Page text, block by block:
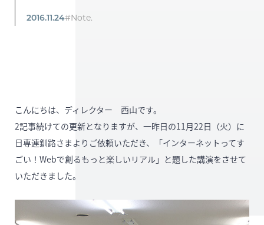
2016.11.24#Note.
こんにちは、ディレクター 西山です。
2記事続けての更新となりますが、一昨日の11月22日（火）に
日専連釧路さまよりご依頼いただき、「インターネットってす
ごい！Webで創るもっと楽しいリアル」と題した講演をさせて
いただきました。